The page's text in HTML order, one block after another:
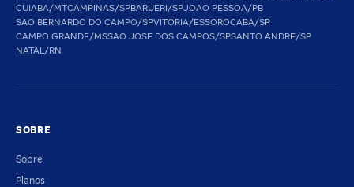
CUIABA/MTCAMPINAS/SPBARUERI/SPJOAO PESSOA/PB
SAO BERNARDO DO CAMPO/SPVITORIA/ESSOROCABA/SP
CAMPO GRANDE/MSSAO JOSE DOS CAMPOS/SPSANTO ANDRE/SP
NATAL/RN
SOBRE
Sobre
Planos